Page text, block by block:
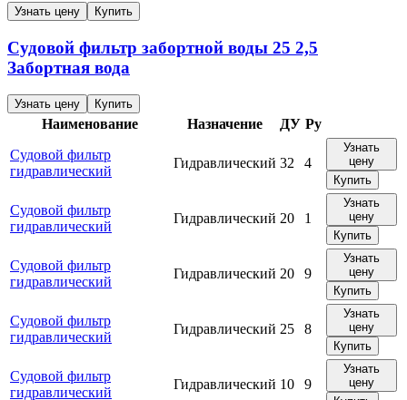
Узнать цену Купить
Судовой фильтр забортной воды 25 2,5
Забортная вода
Узнать цену Купить
Наименование Назначение ДУ Ру
Судовой фильтр
гидравлический
Гидравлический 32 4
Узнать
цену
Купить
Судовой фильтр
гидравлический
Гидравлический 20 1
Узнать
цену
Купить
Судовой фильтр
гидравлический
Гидравлический 20 9
Узнать
цену
Купить
Судовой фильтр
гидравлический
Гидравлический 25 8
Узнать
цену
Купить
Судовой фильтр
гидравлический
Гидравлический 10 9
Узнать
цену